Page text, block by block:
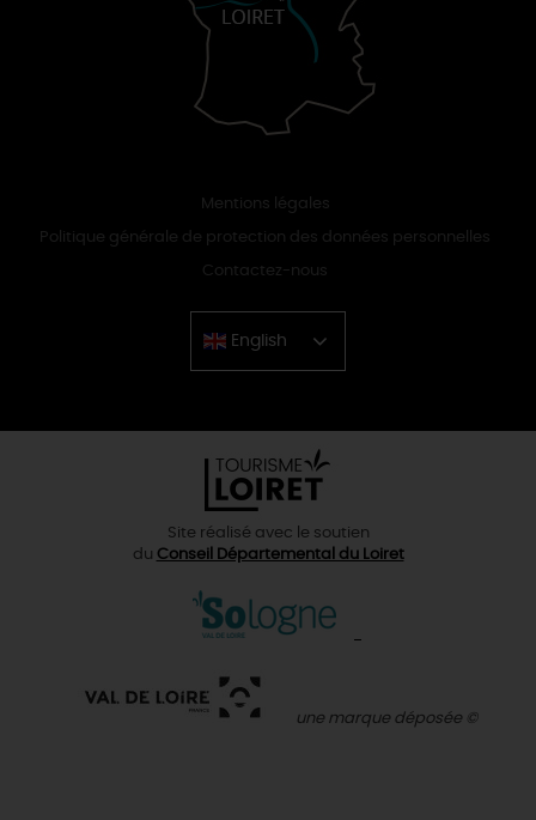
Mentions légales
Politique générale de protection des données personnelles
Contactez-nous
English
Chinese
Site réalisé avec le soutien
du Conseil Départemental du Loiret
une marque déposée ©